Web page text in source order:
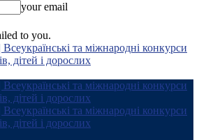
your email
to you.